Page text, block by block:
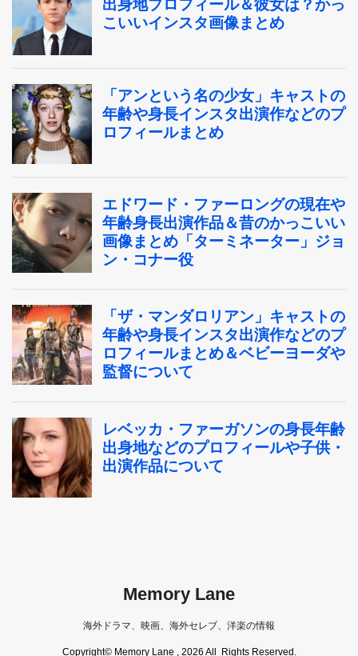
Memory Lane
海外ドラマ、映画、海外セレブ、洋楽の情報
Copyright© Memory Lane , 2026 All Rights Reserved.